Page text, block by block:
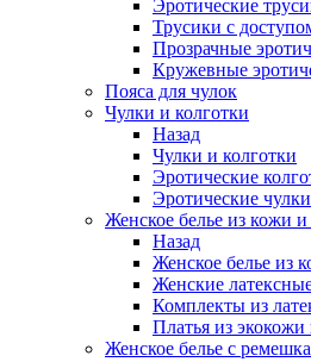
Эротические
Трусики с
Прозрачные
Кружевные
Пояса для чулок
Чулки и колготки
Назад
Чулки и колготки
Эротические
Эротические чулки
Женское белье из кожи и
Назад
Женское белье из
Женские
Комплекты из
Платья из экокожи
Женское белье с